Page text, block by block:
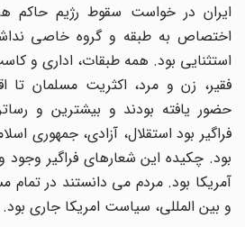
ایران در خواست سقوط رژیم حاکم هم
اختصاص به طبقه و گروه خاصی
استثنایی بود. همه طبقات، اداری و
فقیر، زن و مرد، اکثریت مسلمان تا
حضور یافته بودند و بیشترین و
فراگیر بود استقلال، آزادی، جمهوری
بود. چکیده این شعارهای فراگیر وجود
آمریکا بود. مردم می دانستند در تمام
و بین المللی، سیاست امریکا جاری بود.